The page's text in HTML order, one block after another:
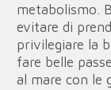
metabolismo.
evitare di
privilegiare la
fare belle
al mare con le